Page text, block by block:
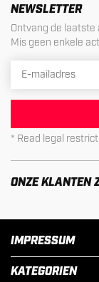
NEWSLETTER
Ontvang de
Mis geen enkele
* Read legal
ONZE KLANTEN
IMPRESSUM
KATEGORIEN